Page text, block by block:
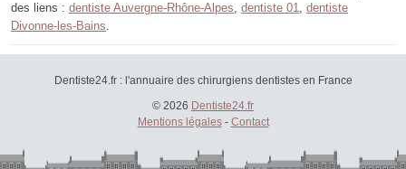
des liens : dentiste Auvergne-Rhône-Alpes, dentiste 01, dentiste
Divonne-les-Bains.
Dentiste24.fr : l'annuaire des chirurgiens dentistes en France
© 2026 Dentiste24.fr
Mentions légales- Contact